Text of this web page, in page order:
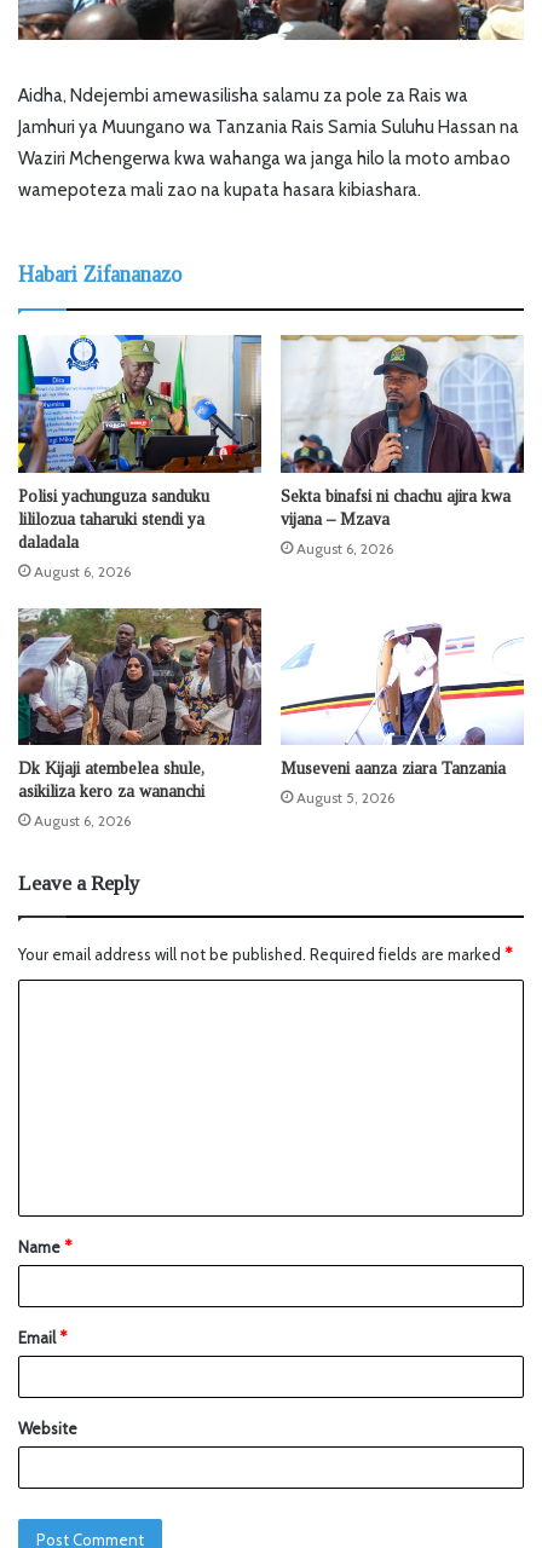
Aidha, Ndejembi amewasilisha salamu za pole za Rais wa
Jamhuri ya Muungano wa Tanzania Rais Samia Suluhu Hassan na
Waziri Mchengerwa kwa wahanga wa janga hilo la moto ambao
wamepoteza mali zao na kupata hasara kibiashara.
Habari Zifananazo
Polisi yachunguza sanduku
lililozua taharuki stendi ya
daladala
August 6, 2026
Sekta binafsi ni chachu ajira kwa
vijana – Mzava
August 6, 2026
Dk Kijaji atembelea shule,
asikiliza kero za wananchi
August 6, 2026
Museveni aanza ziara Tanzania
August 5, 2026
Leave a Reply
Your email address will not be published. Required fields are marked *
Name*
Email*
Website